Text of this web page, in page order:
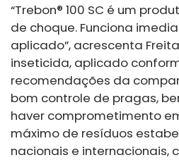
“Trebon® 100 SC é um
de choque. Funciona
aplicado”, acrescenta
inseticida, aplicado
recomendações da
bom controle de pragas,
haver comprometimento
máximo de resíduos
nacionais e internacionais,